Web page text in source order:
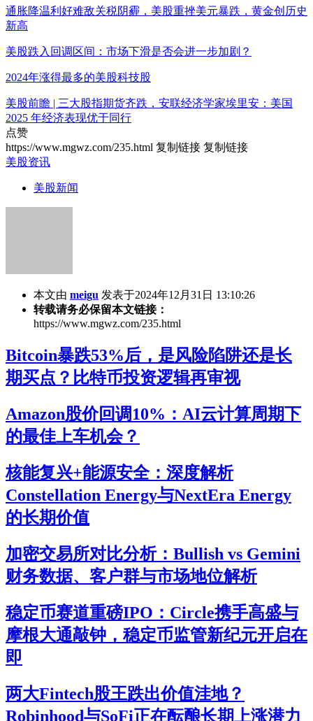
通胀降温利好难敌关税阴霾，美股重挫美元暴跌，黄金创历史
新高
美股跌入回调区间：市场下滑是否会进一步加剧？
2024年涨得最多的美股科技股
美股前瞻 | 三大股指期货齐跌，安联经济学家埃里安：美国
2025 年经济表现优于同行
点赞
https://www.mgwz.com/235.html 复制链接 复制链接
美股资讯
美股新闻
本文由 meigu 发表于2024年12月31日 13:10:26
转载请务必保留本文链接：
https://www.mgwz.com/235.html
Bitcoin暴跌53%后，是风险陷阱还是长
期买点？比特币投资逻辑再审视
Amazon股价回调10%：AI云计算周期下
的最佳上车机会？
核能复兴+能源安全：深度解析
Constellation Energy与NextEra Energy
的长期价值
加密交易所对比分析：Bullish vs Gemini
财务数据、客户群与市场地位解析
稳定币赛道重磅IPO：Circle携手高盛与
摩根大通敲钟，稳定币监管新纪元开启在
即
两大Fintech股王跌出价值洼地？
Robinhood与SoFi正在酝酿长期上涨潜力